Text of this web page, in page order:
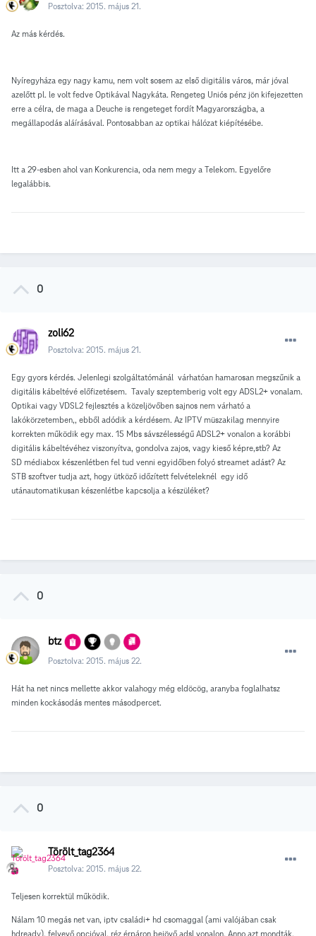
Posztolva: 2015. május 21.
Az más kérdés.
Nyíregyháza egy nagy kamu, nem volt sosem az első digitális város, már jóval
azelőtt pl. le volt fedve Optikával Nagykáta. Rengeteg Uniós pénz jön kifejezetten
erre a célra, de maga a Deuche is rengeteget fordít Magyarországba, a
megállapodás aláírásával. Pontosabban az optikai hálózat kiépítésébe.
Itt a 29-esben ahol van Konkurencia, oda nem megy a Telekom. Egyelőre
legalábbis.
0
zoli62
Posztolva: 2015. május 21.
Egy gyors kérdés. Jelenlegi szolgáltatómánál várhatóan hamarosan megszűnik a
digitális kábeltévé előfizetésem. Tavaly szeptemberig volt egy ADSL2+ vonalam.
Optikai vagy VDSL2 fejlesztés a közeljövőben sajnos nem várható a
lakókörzetemben,, ebből adódik a kérdésem. Az IPTV müszakilag mennyire
korrekten működik egy max. 15 Mbs sávszélességű ADSL2+ vonalon a korábbi
digitális kábeltévéhez viszonyítva, gondolva zajos, vagy kieső képre,stb? Az
SD médiabox készenlétben fel tud venni egyidőben folyó streamet adást? Az
STB szoftver tudja azt, hogy ütköző időzített felvételeknél egy idő
utánautomatikusan készenlétbe kapcsolja a készüléket?
0
btz
Posztolva: 2015. május 22.
Hát ha net nincs mellette akkor valahogy még eldöcög, aranyba foglalhatsz
minden kockásodás mentes másodpercet.
0
Törölt_tag2364
Posztolva: 2015. május 22.
Teljesen korrektül működik.
Nálam 10 megás net van, iptv családi+ hd csomaggal (ami valójában csak
hdready), felvevő opcióval, réz érpáron bejövő adsl vonalon. Anno azt mondták,